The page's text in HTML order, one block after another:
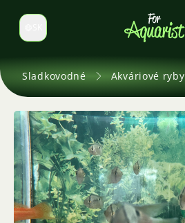
Prepnúť jazyk
Sladkovodné Akváriové ryby